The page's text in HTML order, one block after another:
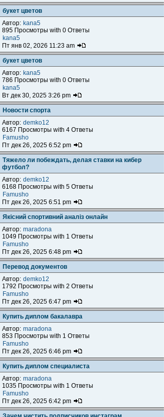
букет цветов
Автор: kana5
895 Просмотры with 0 Ответы
kana5
Пт янв 02, 2026 11:23 am
букет цветов
Автор: kana5
786 Просмотры with 0 Ответы
kana5
Вт дек 30, 2025 3:26 pm
Новости спорта
Автор: demko12
6167 Просмотры with 4 Ответы
Famusho
Пт дек 26, 2025 6:52 pm
Тяжело ли побеждать, делая ставки на кибер
футбол?
Автор: demko12
6168 Просмотры with 5 Ответы
Famusho
Пт дек 26, 2025 6:51 pm
Якісний спортивний аналіз онлайн
Автор: maradona
1049 Просмотры with 1 Ответы
Famusho
Пт дек 26, 2025 6:48 pm
Перевод документов
Автор: demko12
1792 Просмотры with 2 Ответы
Famusho
Пт дек 26, 2025 6:47 pm
Купить диплом бакалавра
Автор: maradona
853 Просмотры with 1 Ответы
Famusho
Пт дек 26, 2025 6:46 pm
Купить диплом специалиста
Автор: maradona
1035 Просмотры with 1 Ответы
Famusho
Пт дек 26, 2025 6:42 pm